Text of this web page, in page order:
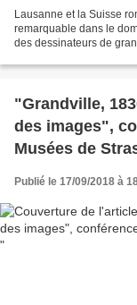
Lausanne et la Suisse
remarquable dans le
des dessinateurs de
"Grandville,
des images",
Musées de
Publié le 17/09/2018 à